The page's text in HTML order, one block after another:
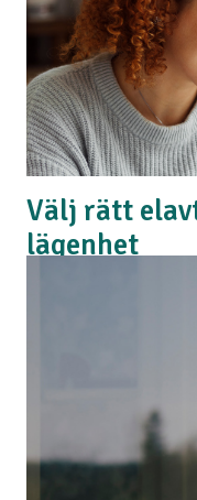
Läs mer
Välj rätt
lägenhet
Bor du i lägenhet
några råd om hur